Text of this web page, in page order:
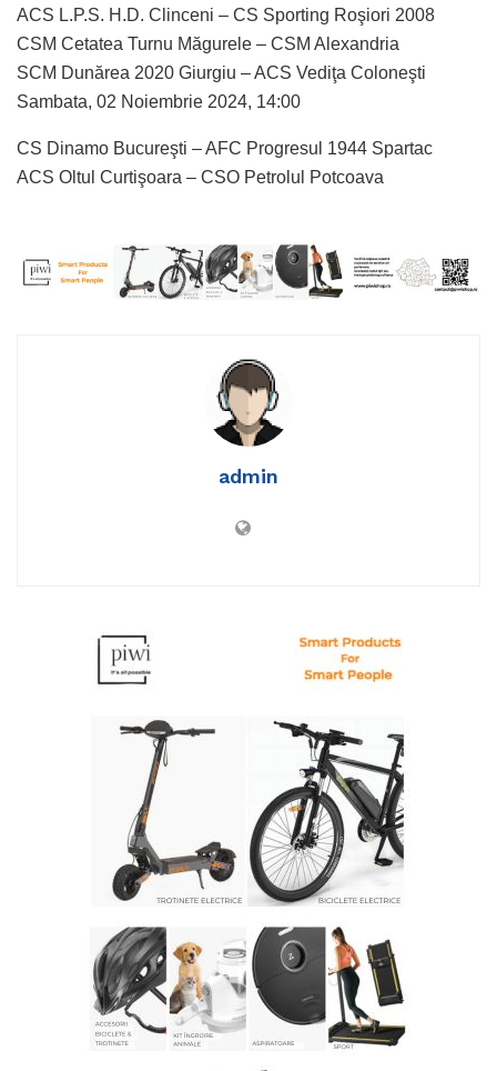
ACS L.P.S. H.D. Clinceni – CS Sporting Roşiori 2008
CSM Cetatea Turnu Măgurele – CSM Alexandria
SCM Dunărea 2020 Giurgiu – ACS Vediţa Coloneşti
Sambata, 02 Noiembrie 2024, 14:00
CS Dinamo Bucureşti – AFC Progresul 1944 Spartac
ACS Oltul Curtişoara – CSO Petrolul Potcoava
admin